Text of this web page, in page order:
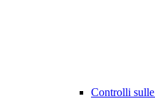
Controlli